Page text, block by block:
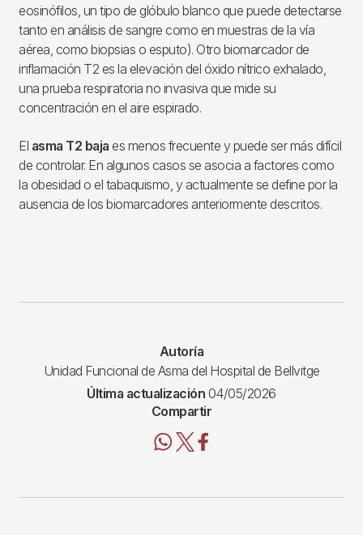
eosinófilos, un tipo de glóbulo blanco que puede detectarse
tanto en análisis de sangre como en muestras de la vía
aérea, como biopsias o esputo). Otro biomarcador de
inflamación T2 es la elevación del óxido nítrico exhalado,
una prueba respiratoria no invasiva que mide su
concentración en el aire espirado.
El asma T2 baja es menos frecuente y puede ser más difícil
de controlar. En algunos casos se asocia a factores como
la obesidad o el tabaquismo, y actualmente se define por la
ausencia de los biomarcadores anteriormente descritos.
Autoría
Unidad Funcional de Asma del Hospital de Bellvitge
Última actualización 04/05/2026
Compartir